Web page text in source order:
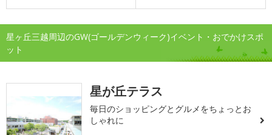
星ヶ丘三越周辺のGW(ゴールデンウィーク)イベント・おでかけスポ
ット
星が丘テラス
毎日のショッピングとグルメをちょっとお
しゃれに